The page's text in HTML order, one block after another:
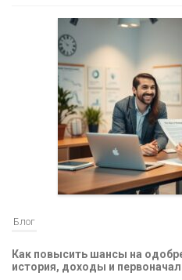
Блог
Как повысить шансы на
история, доходы и